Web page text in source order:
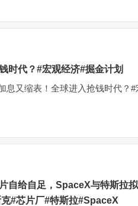
时代？#宏观经济#掘金计划
息又缩表！全球进入抢钱时代？
自给自足，SpaceX与特斯拉
#芯片厂#特斯拉#SpaceX